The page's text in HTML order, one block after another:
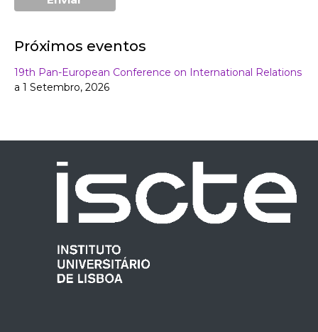
Próximos eventos
19th Pan-European Conference on International Relations
a 1 Setembro, 2026